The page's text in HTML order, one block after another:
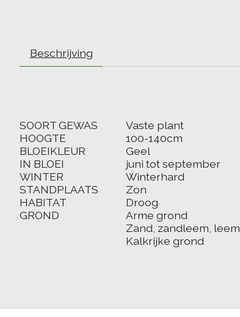
Beschrijving
SOORT GEWAS
Vaste plant
HOOGTE
100-140cm
BLOEIKLEUR
Geel
IN BLOEI
juni tot september
WINTER
Winterhard
STANDPLAATS
Zon
HABITAT
Droog
GROND
Arme grond
Zand, zandleem, leem
Kalkrijke grond